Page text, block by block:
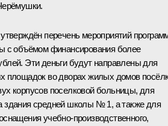
перечень мероприятий
с объёмом финансирования более
Эти деньги будут направлены для
площадок во дворах жилых домов
корпусов поселковой больницы, для
здания средней школы № 1, а также для
учебно-производственного,